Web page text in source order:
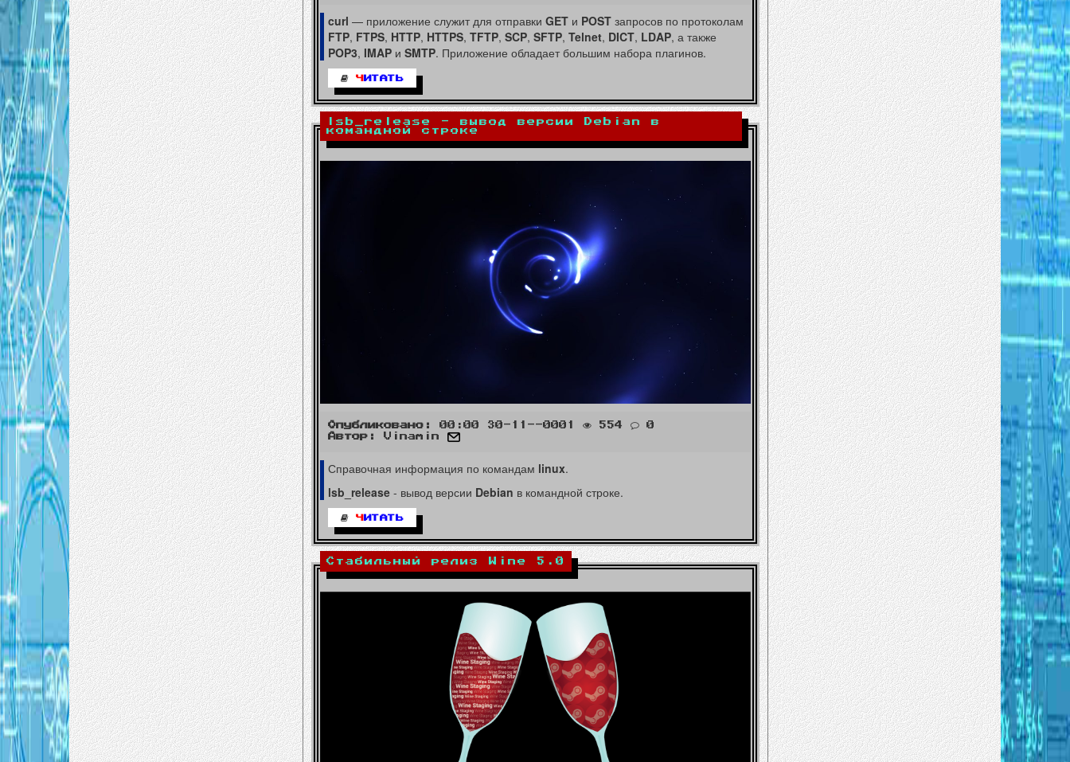
curl — приложение служит для отправки GET и POST запросов по протоколам
FTP, FTPS, HTTP, HTTPS, TFTP, SCP, SFTP, Telnet, DICT, LDAP, а также
POP3, IMAP и SMTP. Приложение обладает большим набора плагинов.
Ч ИТАТЬ
lsb_release - вывод версии Debian в
командной строке
Опубликовано: 00:00 30-11--0001 554
0
Автор:
Vinamin
Справочная информация по командам linux.
lsb_release- вывод версии Debian в командной строке.
Ч ИТАТЬ
Стабильный релиз Wine 5.0